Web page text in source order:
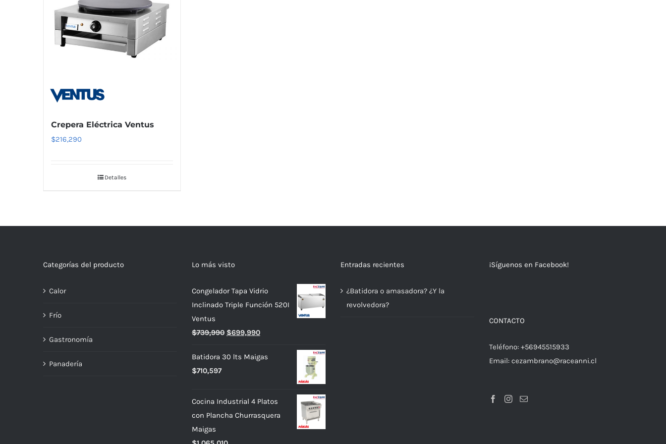
Crepera Eléctrica Ventus
$216,290
Detalles
Categorías del producto
Calor
Frío
Gastronomía
Panadería
Lo más visto
Congelador Tapa Vidrio
Inclinado Triple Función 520I
Ventus
$739,990 El
original
$699,990El
actual
Batidora 30 lts Maigas
$710,597
Cocina Industrial 4 Platos
con Plancha Churrasquera
Maigas
Entradas recientes
¿Batidora o amasadora? ¿Y la
revolvedora?
¡Síguenos en Facebook!
CONTACTO
Teléfono: +56945515933
Email: cezambrano@raceanni.cl